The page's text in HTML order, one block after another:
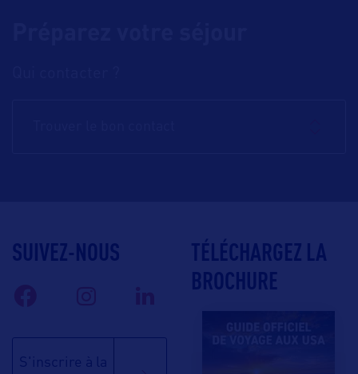
SUIVEZ-NOUS
S'inscrire à la
TÉLÉCHARGEZ LA
BROCHURE